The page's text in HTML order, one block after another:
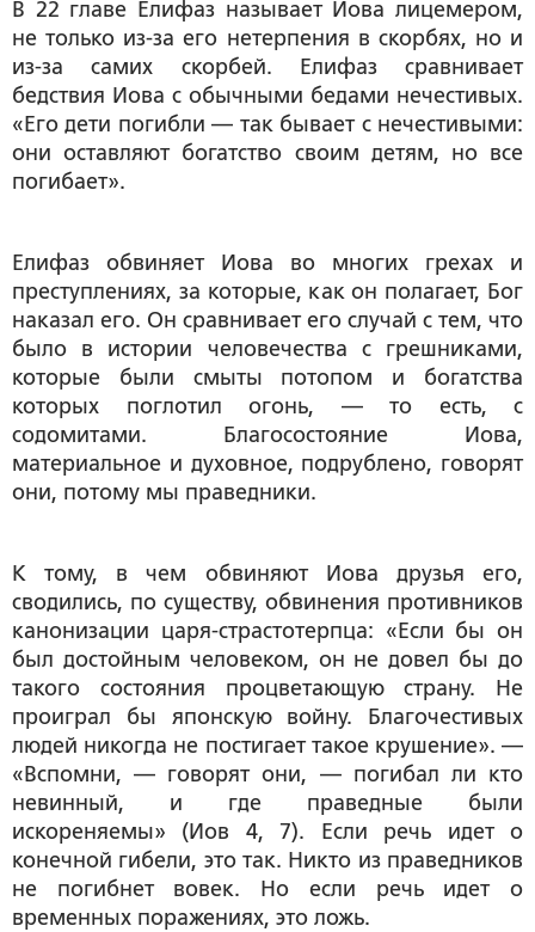
В 22 главе Елифаз называет Иова лицемером,
не только из-за его нетерпения в скорбях, но и
из-за самих скорбей. Елифаз сравнивает
бедствия Иова с обычными бедами нечестивых.
«Его дети погибли — так бывает с нечестивыми:
они оставляют богатство своим детям, но все
погибает».
Елифаз обвиняет Иова во многих грехах и
преступлениях, за которые, как он полагает, Бог
наказал его. Он сравнивает его случай с тем, что
было в истории человечества с грешниками,
которые были смыты потопом и богатства
которых поглотил огонь, — то есть, с
содомитами. Благосостояние Иова,
материальное и духовное, подрублено, говорят
они, потому мы праведники.
К тому, в чем обвиняют Иова друзья его,
сводились, по существу, обвинения противников
канонизации царя-страстотерпца: «Если бы он
был достойным человеком, он не довел бы до
такого состояния процветающую страну. Не
проиграл бы японскую войну. Благочестивых
людей никогда не постигает такое крушение». —
«Вспомни, — говорят они, — погибал ли кто
невинный, и где праведные были
искореняемы» (Иов 4, 7). Если речь идет о
конечной гибели, это так. Никто из праведников
не погибнет вовек. Но если речь идет о
временных поражениях, это ложь.